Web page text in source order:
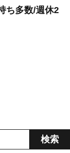
ち多数/週休2